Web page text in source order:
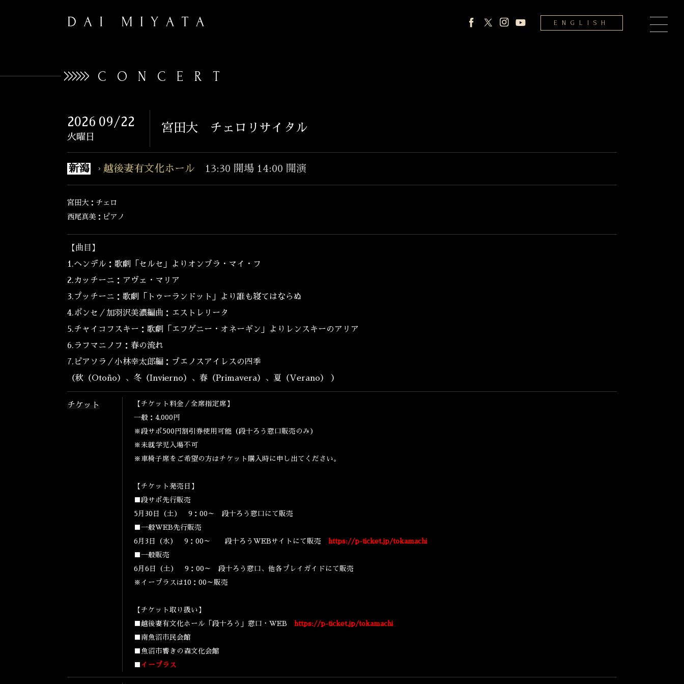
BIOGRAPHY
DISCOGRAPHY
ENGLISH
CONCERT
2026 09/22
火曜日
宮田大 チェロリサイタル
新潟 越後妻有文化ホール 13:30 開場 14:00 開演
宮田大：チェロ
西尾真美：ピアノ
【曲目】
1.ヘンデル：歌劇「セルセ」よりオンブラ・マイ・フ
2.カッチーニ：アヴェ・マリア
3.プッチーニ：歌劇「トゥーランドット」より誰も寝てはならぬ
4.ポンセ／加羽沢美濃編曲：エストレリータ
5.チャイコフスキー：歌劇「エフゲニー・オネーギン」
よりレンスキーのアリア
6.ラフマニノフ：春の流れ
7.ピアソラ／小林幸太郎編：ブエノスアイレスの四季
（秋（Otoño）、冬（Invierno）、春（ Primavera）、夏（Verano） ）
チケット 【チケット料金／全席指定席】
一般：4,000円
※段サポ500円割引券使用可能（段十ろう窓口販売のみ）
※未就学児入場不可
※車椅子席をご希望の方はチケット購入時に申し出てください。
【チケット発売日】
■段サポ先行販売
5月30日（土） 9：00～ 段十ろう窓口にて販売
■一般WEB先行販売
6月3日（水） 9：00～ 段十ろうWEBサイトにて販売 https://p-ticket.jp/tokamachi
■一般販売
6月6日（土） 9：00～ 段十ろう窓口、他各プレイガイドにて販売
※イープラスは10：00～販売
【チケット取り扱い】
■越後妻有文化ホール「段十ろう」窓口・WEB https://p-ticket.jp/tokamachi
■南魚沼市民会館
■魚沼市響きの森文化会館
イープラス